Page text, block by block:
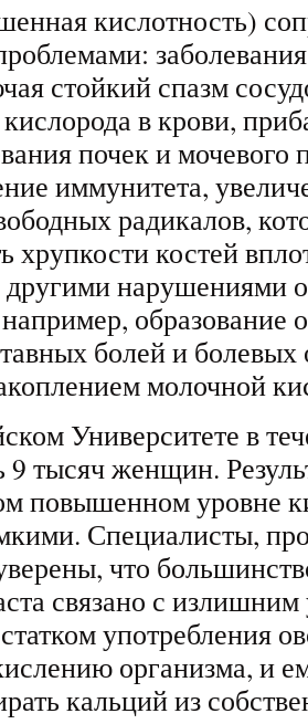
кислотность)
стойкий спазм
в крови,
почек и мочевого
иммунитета,
радикалов,
хрупкости костей
другими нарушениями
например,
болей и
молочной
Университете в
9 тысяч женщин.
повышенном уровне
Специалисты,
что
связано с
употребления
организма, и
кальций из